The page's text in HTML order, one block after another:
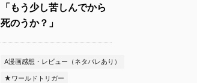
「もう少し苦しんでから
死のうか？」
A漫画感想・レビュー（ネタバレあり）
★ワールドトリガー